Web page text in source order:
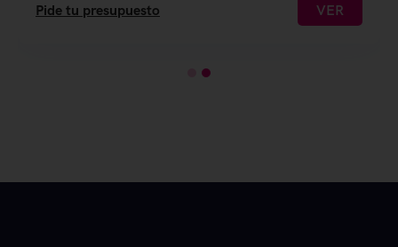
Pide tu presupuesto VER